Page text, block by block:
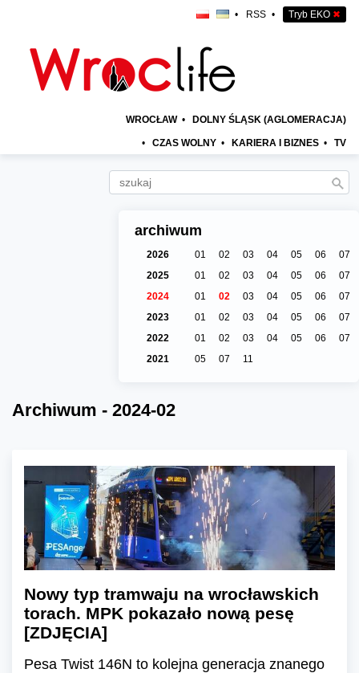
• RSS • Tryb EKO ✖
WROCŁAW • DOLNY ŚLĄSK (AGLOMERACJA)
• CZAS WOLNY • KARIERA I BIZNES • TV
archiwum
2026 01 02 03 04 05 06
07
2025
01 02 03 04 05 06
07
2024
01 02 03 04 05 06
07
2023
01 02 03 04 05 06
07
2022
01 02 03 04 05 06
07
2021
05 07 11
Archiwum - 2024-02
Nowy typ tramwaju na wrocławskich
torach. MPK pokazało nową pesę
[ZDJĘCIA]
Pesa Twist 146N to kolejna generacja znanego